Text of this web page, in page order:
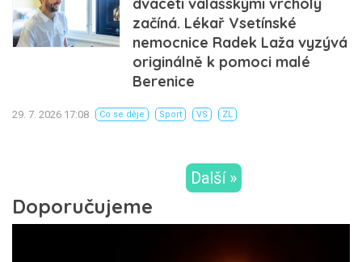
dvaceti valašskými vrcholy
začíná. Lékař Vsetínské
nemocnice Radek Laža vyzývá
originálně k pomoci malé
Berenice
29. 7. 2026 17:08 Co se děje Sport VS ZL
Další »